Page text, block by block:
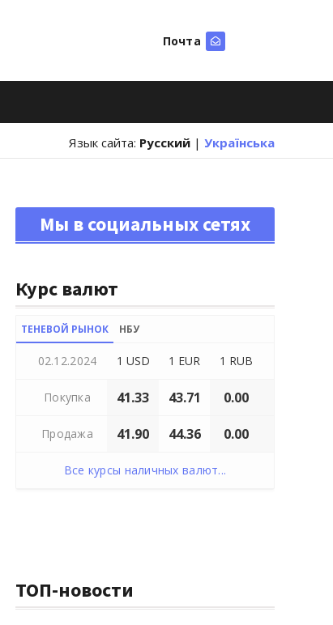
Почта
Язык сайта: Русский | Українська
Мы в социальных сетях
Курс валют
ТЕНЕВОЙ РЫНОК НБУ
02.12.2024 1 USD 1 EUR 1 RUB
Покупка 41.33 43.71 0.00
Продажа 41.90 44.36 0.00
Все курсы наличных валют...
ТОП-новости